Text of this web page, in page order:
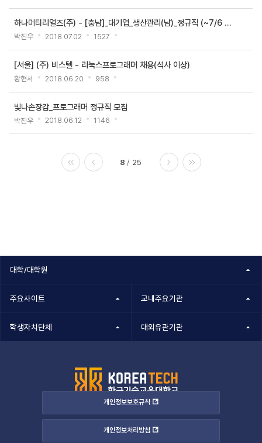
하나머티리얼즈(주) - [충남]_대기업_생산관리(남)_정규직 (~7/6 15:00)
박진우 2018.07.02 1527
[서울] (주) 비스텔 - 리눅스프로그래머 채용(석사 이상)
황현서 2018.06.20 958
빛나손장갑_프로그래머 정규직 모집
박진우 2018.06.12 1146
8 25
대학/대학원
주요사이트 교내주요기관
학생자치단체 대외유관기관
개인정보보호규칙
개인정보처리방침